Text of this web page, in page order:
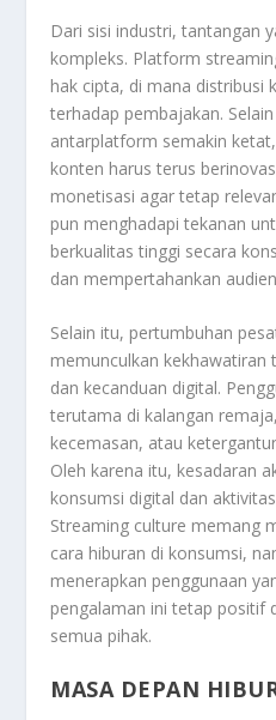
Dari sisi industri, tantangan
kompleks. Platform
hak cipta, di mana distribusi
terhadap pembajakan.
antarplatform semakin
konten harus terus
monetisasi agar tetap
pun menghadapi tekanan
berkualitas tinggi secara
dan mempertahankan
Selain itu, pertumbuhan
memunculkan kekhawatiran
dan kecanduan digital.
terutama di kalangan
kecemasan, atau
Oleh karena itu, kesadaran
konsumsi digital dan
Streaming culture memang
cara hiburan di konsumsi,
menerapkan penggunaan
pengalaman ini tetap positif
semua pihak.
MASA DEPAN